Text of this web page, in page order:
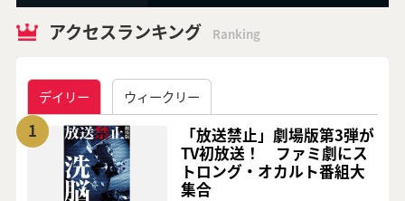
アクセスランキング Ranking
デイリー ウィークリー
1
「放送禁止」劇場版第3弾が
TV初放送！ ファミ劇にス
トロング・オカルト番組大
集合